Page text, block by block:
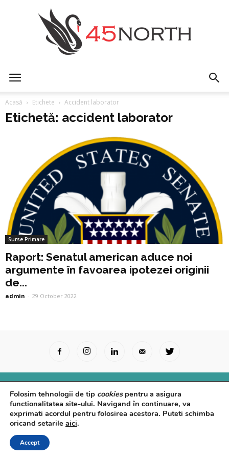
Acasă Etichete Accident laborator
Etichetă: accident laborator
Surse Primare
Raport: Senatul american aduce noi
argumente în favoarea ipotezei originii
de...
admin - 29 October 2022
Surse Primare Analize Interviuri
Video
Rapoarte epidemiologice
Despre noi Confidențialitate
© Powered byControl F5
Folosim tehnologii de tip cookiespentru a asigura
functionalitatea site-ului. Navigand în continuare, va
exprimati acordul pentru folosirea acestora. Puteti schimba
oricand setarile aici.
Accept